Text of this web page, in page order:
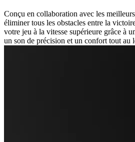
Conçu en collaboration avec les
éliminer tous les obstacles entre la
votre jeu à la vitesse supérieure grâce à
un son de précision et un confort tout au